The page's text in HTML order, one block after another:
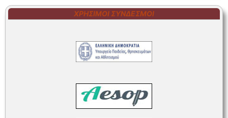
ΧΡΉΣΙΜΟΙ ΣΎΝΔΕΣΜΟΙ